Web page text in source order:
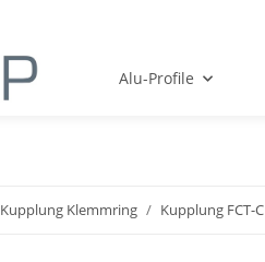
Alu-Profile
Kupplung Klemmring Kupplung FCT-C